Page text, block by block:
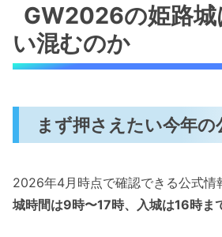
GW2026の姫路城
い混むのか
まず押さえたい今年の
2026年4月時点で確認できる公式情
城時間は9時〜17時、入城は16時ま